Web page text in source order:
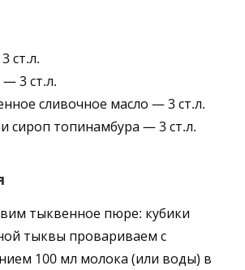
ст.л.
3 ст.л.
сливочное масло — 3 ст.л.
сироп топинамбура — 3 ст.л.
тыквенное пюре: кубики
тыквы провариваем с
100 мл молока (или воды) в